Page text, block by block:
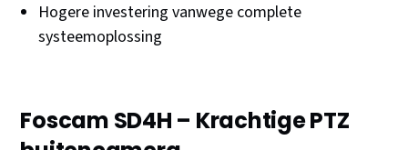
Hogere investering vanwege complete
systeemoplossing
Foscam SD4H – Krachtige PTZ